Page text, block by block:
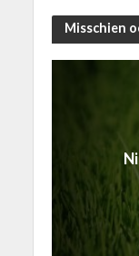
Misschien